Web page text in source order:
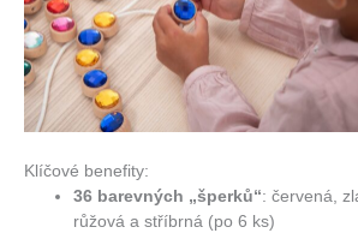
Klíčové benefity:
36 barevných „šperků“: červená,
růžová a stříbrná (po 6 ks)